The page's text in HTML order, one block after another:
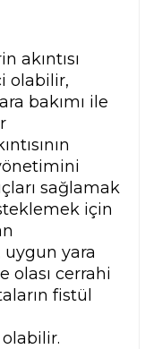
akıntısı
olabilir,
bakımı ile
sağlamak
için
uygun yara
olası cerrahi
fistül